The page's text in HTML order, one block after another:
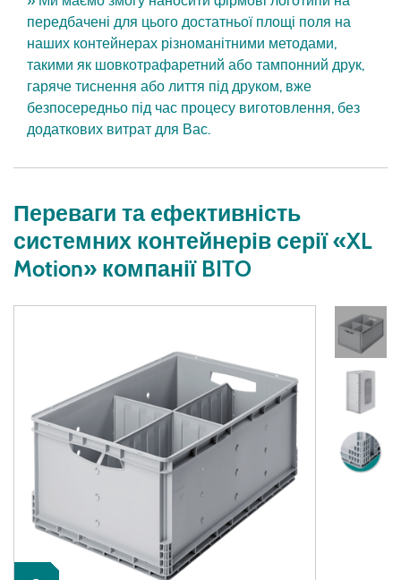
передбачені для цього достатньої площі поля на
наших контейнерах різноманітними методами,
такими як шовкотрафаретний або тампонний друк,
гаряче тиснення або лиття під друком, вже
безпосередньо під час процесу виготовлення, без
додаткових витрат для Вас.
Переваги та ефективність
системних контейнерів серії «XL
Motion» компанії BITO